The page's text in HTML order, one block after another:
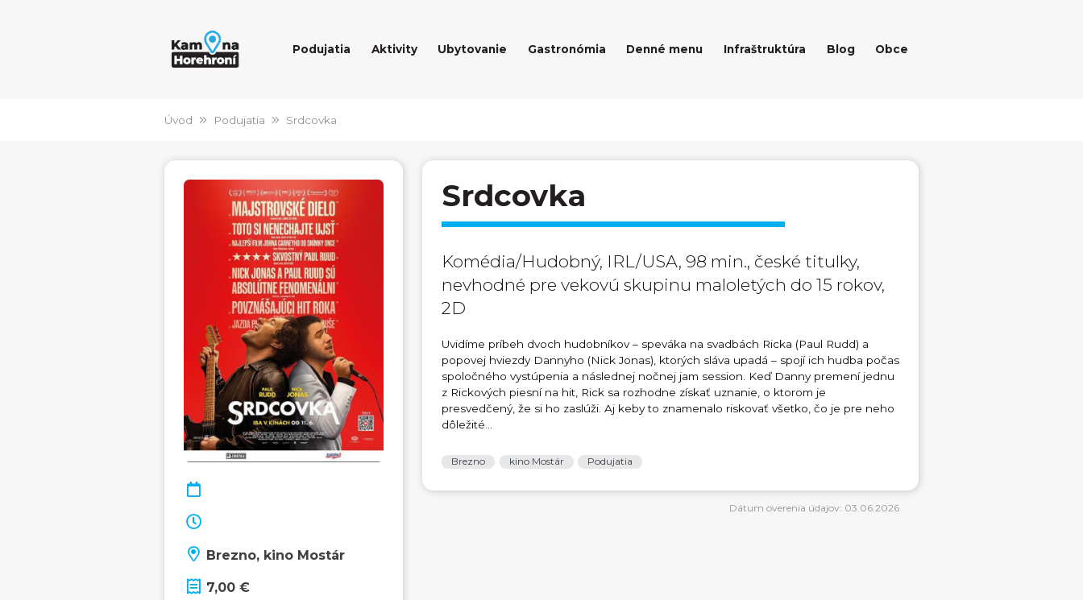
Podujatia Aktivity Ubytovanie Gastronómia Denné menu Infraštruktúra Blog Obce
Úvod Podujatia Srdcovka
Brezno, kino Mostár
7,00 €
Srdcovka
Komédia/Hudobný, IRL/USA, 98 min., české titulky,
nevhodné pre vekovú skupinu maloletých do 15 rokov,
2D
Uvidíme príbeh dvoch hudobníkov – speváka na svadbách Ricka (Paul Rudd) a
popovej hviezdy Dannyho (Nick Jonas), ktorých sláva upadá – spojí ich hudba počas
spoločného vystúpenia a následnej nočnej jam session. Keď Danny premení jednu
z Rickových piesní na hit, Rick sa rozhodne získať uznanie, o ktorom je
presvedčený, že si ho zaslúži. Aj keby to znamenalo riskovať všetko, čo je pre neho
dôležité...
Brezno kino Mostár Podujatia
Dátum overenia údajov: 03.06.2026